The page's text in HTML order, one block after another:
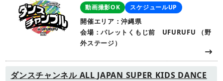
動画撮影OK スケジュールUP
開催エリア：沖縄県
会場：パレットくもじ前 UFURUFU （野
外ステージ）
ダンスチャンネル ALL JAPAN SUPER KIDS DANCE